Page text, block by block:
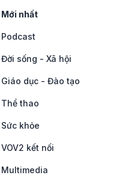
Mới nhất
Podcast
Đời sống - Xã hội
Giáo dục - Đào tạo
Thể thao
Sức khỏe
VOV2 kết nối
Multimedia